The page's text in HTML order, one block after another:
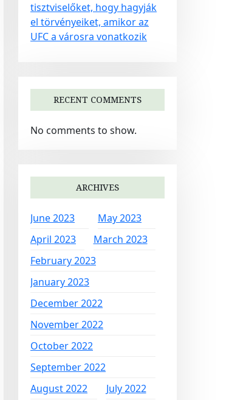
tisztviselőket, hogy hagyják
el törvényeiket, amikor az
UFC a városra vonatkozik
RECENT COMMENTS
No comments to show.
ARCHIVES
June 2023
May 2023
April 2023
March 2023
February 2023
January 2023
December 2022
November 2022
October 2022
September 2022
August 2022
July 2022